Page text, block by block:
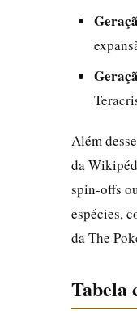
Além
da
spin-offs
espécies,
da The
Tabela